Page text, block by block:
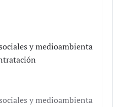
y medioambienta
y medioambienta